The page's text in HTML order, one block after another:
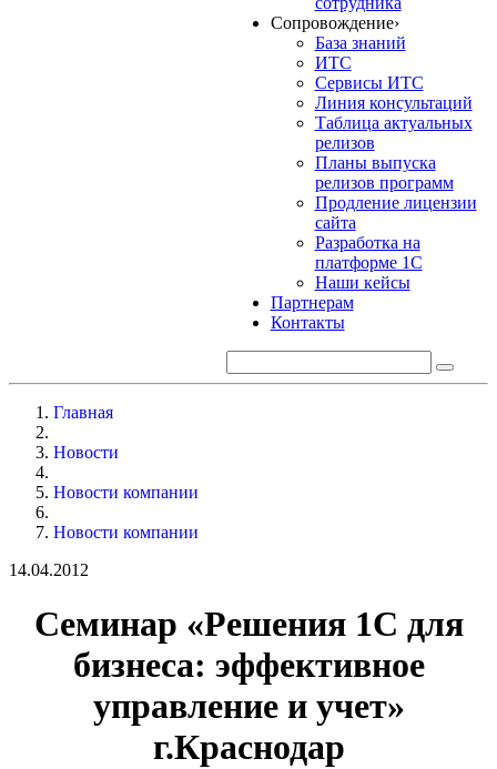
Сопровождение›
База знаний
ИТС
Сервисы ИТС
Линия консультаций
Таблица актуальных
релизов
Планы выпуска
релизов программ
Продление лицензии
сайта
Разработка на
платформе 1С
Наши кейсы
Партнерам
Контакты
Главная
Новости
Новости компании
Новости компании
14.04.2012
Семинар «Решения 1С для
бизнеса: эффективное
управление и учет»
г.Краснодар